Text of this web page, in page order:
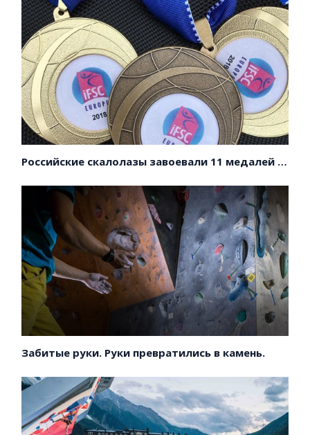
Российские скалолазы завоевали 11 медалей на первенстве Европы!
Забитые руки. Руки превратились в камень.